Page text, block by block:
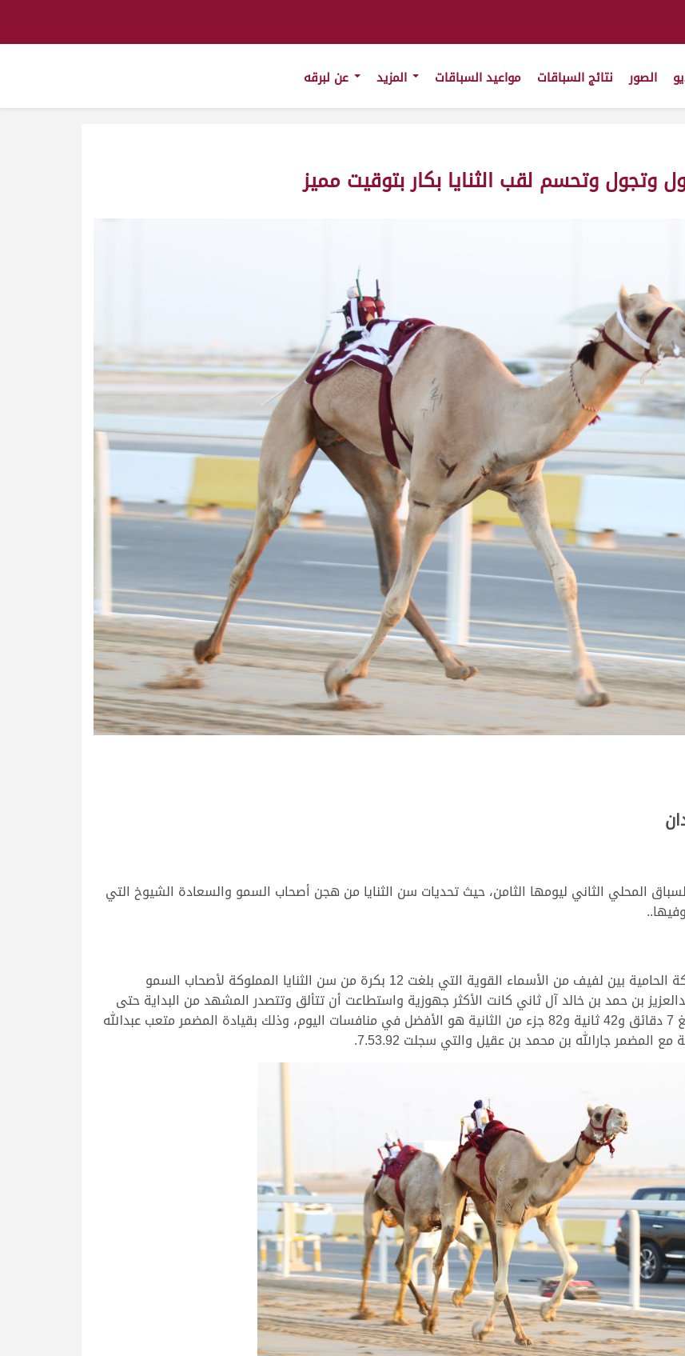
الصور نتائج السباقات مواعيد السباقات
وتجول وتحسم لقب الثنايا بكار بتوقيت مميز
السبت 26 سبتمبر 2020 منلفسات السباق المحلي الثاني ليومها الثامن، حيث تحديات سن الثنايا من هجن أصحاب السمو والسعادة الشيوخ التي
في شوط حضرت فيه المتعة والإثارة بقوة، دارت المعركة الحامية بين لفيف من الأسماء القوية التي بلغت 12 بكرة من سن الثنايا المملوكة لأصحاب السمو
بن حمد بن خالد آل ثاني كانت الأكثر جهوزية واستطاعت أن تتألق وتتصدر المشهد من البداية حتى
النهاية وتسجل توقيتا قويا للغاية لسن الثنايا والذي بلغ 7 دقائق و42 ثانية و82 جزء من الثانية هو الأفضل في منافسات اليوم، وذلك بقيادة المضمر متعب عبدالله
المضمر جارالله بن محمد بن عقيل والتي سجلت 7.53.92.